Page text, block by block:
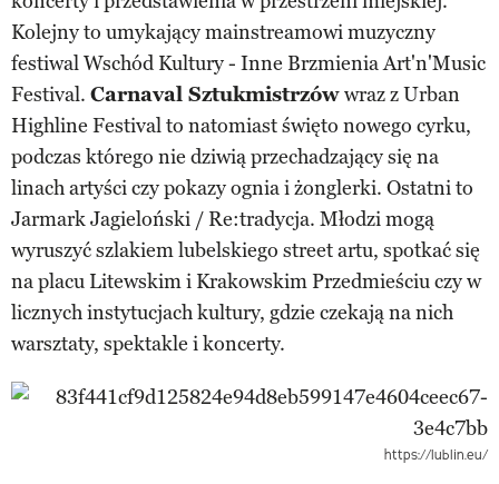
Kolejny to umykający mainstreamowi muzyczny
festiwal Wschód Kultury - Inne Brzmienia Art'n'Music
Festival. Carnaval Sztukmistrzówwraz z Urban
Highline Festival to natomiast święto nowego cyrku,
podczas którego nie dziwią przechadzający się na
linach artyści czy pokazy ognia i żonglerki. Ostatni to
Jarmark Jagieloński / Re:tradycja. Młodzi mogą
wyruszyć szlakiem lubelskiego street artu, spotkać się
na placu Litewskim i Krakowskim Przedmieściu czy w
licznych instytucjach kultury, gdzie czekają na nich
warsztaty, spektakle i koncerty.
https://lublin.eu/